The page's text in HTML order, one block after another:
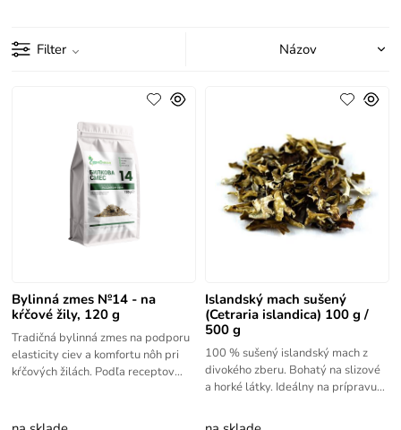
Filter
Bylinná zmes №14 - na
kŕčové žily, 120 g
Tradičná bylinná zmes na podporu
elasticity ciev a komfortu nôh pri
kŕčových žilách. Podľa receptov
Islandský mach sušený
(Cetraria islandica) 100 g /
500 g
100 % sušený islandský mach z
divokého zberu. Bohatý na slizové
a horké látky. Ideálny na prípravu
100 g a 500 g.